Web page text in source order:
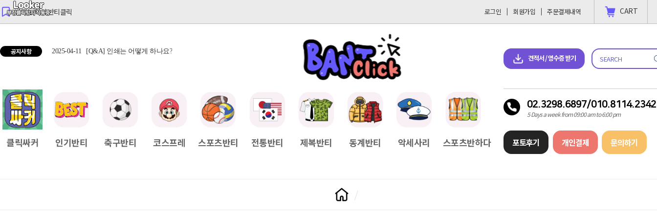
반티는 역시 반티클릭 CART
로그인 회원가입 주문결제내역
견적서 / 영수증 받기
02.3298.6897/010.8114.2342
5 Days a week from 09:00 am to 6:00 pm
포토후기 개인결제 문의하기
공지사항 2025-04-11 [Q&A] 인쇄는 어떻게 하나요? [Q&A] 배송일정이 궁금하면? 2025-04-11 [Q&A] 나눠서 결제 하고싶을땐? 견적서 & 영수증 다운로드
클릭싸커 인기반티 축구반티 코스프레 스포츠반티 전통반티 제복반티 동계반티 악세사리 스포츠반하다